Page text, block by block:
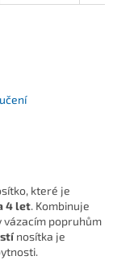
které je
4 let. Kombinuje
vázacím popruhům
nosítka je